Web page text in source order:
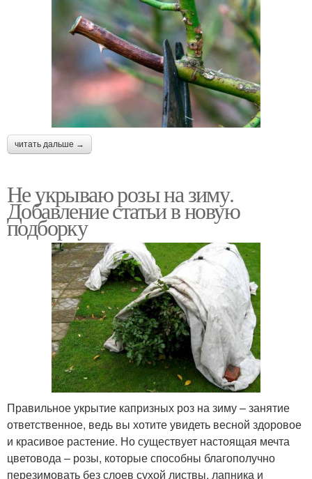
читать дальше →
Не укрываю розы на зиму.
Добавление статьи в новую
подборку
Правильное укрытие капризных роз на зиму – занятие
ответственное, ведь вы хотите увидеть весной здоровое
и красивое растение. Но существует настоящая мечта
цветовода – розы, которые способны благополучно
перезимовать без слоев сухой листвы, лапника и